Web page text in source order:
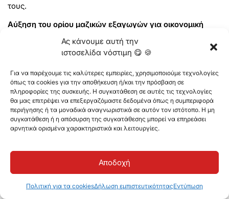
Ας κάνουμε αυτή την
ιστοσελίδα νόστιμη 😋 🍪
Για να παρέχουμε τις καλύτερες εμπειρίες, χρησιμοποιούμε τεχνολογίες
όπως τα cookies για την αποθήκευση ή/και την πρόσβαση σε
πληροφορίες της συσκευής. Η συγκατάθεση σε αυτές τις τεχνολογίες
θα μας επιτρέψει να επεξεργαζόμαστε δεδομένα όπως η συμπεριφορά
περιήγησης ή τα μοναδικά αναγνωριστικά σε αυτόν τον ιστότοπο. Η μη
συγκατάθεση ή η απόσυρση της συγκατάθεσης μπορεί να επηρεάσει
αρνητικά ορισμένα χαρακτηριστικά και λειτουργίες.
Αποδοχή
Πολιτική για τα cookiesΔήλωση εμπιστευτικότηταςΕντύπωση
τους.
Αύξηση του ορίου μαζικών εξαγωγών για οικονομική
Το όριο εξαγωγής για τα πλέγματα
Οικονομικής Επισκόπησης έχει πλέον αυξηθεί σε 50.000
γραμμές, επιτρέποντας στους χρήστες να εξάγουν
μεγαλύτερα σύνολα δεδομένων ταυτόχρονα. Η
ενημέρωση αυτή ισχύει και για τα τρία πλέγματα στο
μενού Financial Overview.
Μαζική αναθεώρηση για ρυθμίσεις:Οι νέες επιλογές
μαζικής αναθεώρησης επιτρέπουν στους χρήστες να
ενημερώνουν την κατάσταση της διάταξης και να
χρώματος. Οι ενέργειες μπορούν να επιλέγονται μέσω
κουτιών ελέγχου, προσφέροντας μεγαλύτερο έλεγχο